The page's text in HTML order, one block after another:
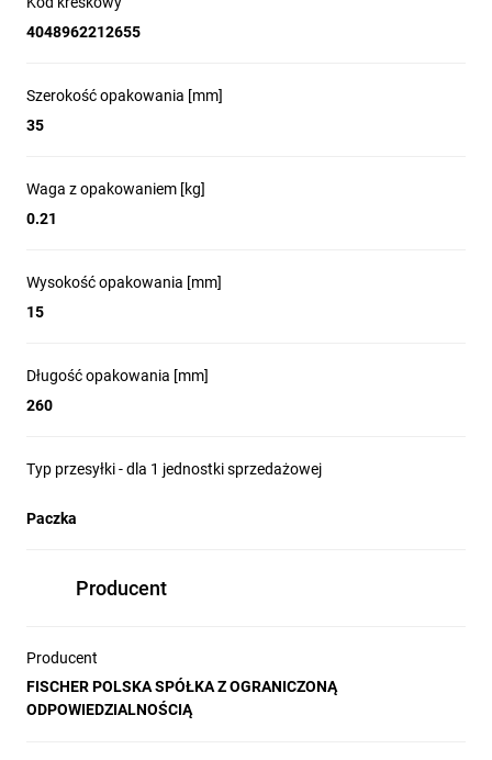
4048962212655
Szerokość opakowania [mm]
35
Waga z opakowaniem [kg]
0.21
Wysokość opakowania [mm]
15
Długość opakowania [mm]
260
Typ przesyłki - dla 1 jednostki sprzedażowej
Paczka
Producent
Producent
FISCHER POLSKA SPÓŁKA Z OGRANICZONĄ
ODPOWIEDZIALNOŚCIĄ